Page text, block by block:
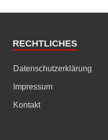
RECHTLICHES
Datenschutzerklärung
Impressum
Kontakt